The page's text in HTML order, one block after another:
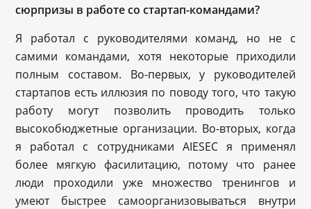
сюрпризы в работе со стартап-командами?
Я работал с руководителями команд, но не с
самими командами, хотя некоторые приходили
полным составом. Во-первых, у руководителей
стартапов есть иллюзия по поводу того, что такую
работу могут позволить проводить только
высокобюджетные организации. Во-вторых, когда
я работал с сотрудниками AIESEC я применял
более мягкую фасилитацию, потому что ранее
люди проходили уже множество тренингов и
умеют быстрее самоорганизовываться внутри